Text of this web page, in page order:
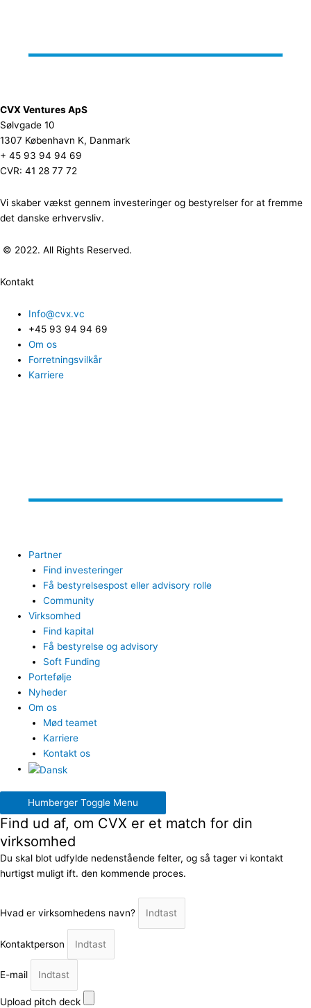
CVX Ventures ApS
Sølvgade 10
1307 København K, Danmark
+ 45 93 94 94 69
CVR: 41 28 77 72
Vi skaber vækst gennem investeringer og bestyrelser for at fremme
det danske erhvervsliv.
© 2022. All Rights Reserved.
Kontakt
Info@cvx.vc
+45 93 94 94 69
Om os
Forretningsvilkår
Karriere
Partner
Find investeringer
Få bestyrelsespost eller advisory rolle
Community
Virksomhed
Find kapital
Få bestyrelse og advisory
Soft Funding
Portefølje
Nyheder
Om os
Mød teamet
Karriere
Kontakt os
Humberger Toggle Menu
Find ud af, om CVX er et match for din
virksomhed
Du skal blot udfylde nedenstående felter, og så tager vi kontakt
hurtigst muligt ift. den kommende proces.
Hvad er virksomhedens navn?
Kontaktperson
E-mail
Upload pitch deck